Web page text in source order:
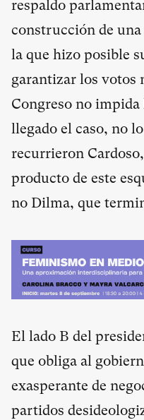
respaldo
construcción de
la que hizo posible
garantizar los votos
Congreso no
llegado el caso, no
recurrieron
producto de este
no Dilma, que
El lado B del
que obliga al
exasperante de
partidos